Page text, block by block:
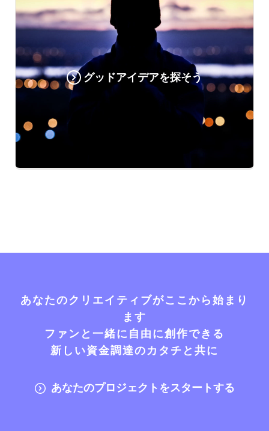
グッドアイデアを探そう
あなたのクリエイティブがここから始まり
ます
ファンと一緒に自由に創作できる
新しい資金調達のカタチと共に
あなたのプロジェクトをスタートする